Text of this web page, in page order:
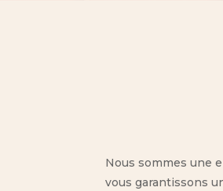
Nous sommes une
vous garantissons